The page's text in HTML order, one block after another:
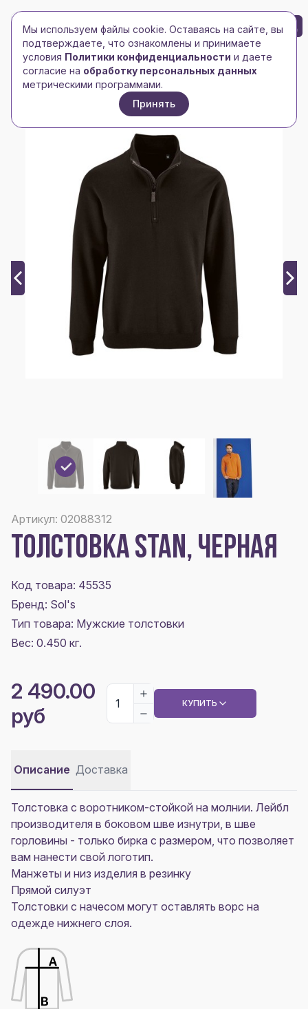
Toggle navigation
Toggle navigation
БРЕНД-ЛОГО 0
Главная/Толстовки /Мужские толстовки/
Толстовка Stan, черная
Артикул: 02088312
ТОЛСТОВКА STAN, ЧЕРНАЯ
Код товара: 45535
Бренд: Sol's
Тип товара: Мужские толстовки
Вес: 0.450 кг.
2 490.00
руб
КУПИТЬ
Описание Доставка
Толстовка с воротником-стойкой на молнии. Лейбл
производителя в боковом шве изнутри, в шве
горловины - только бирка с размером, что позволяет
вам нанести свой логотип.
Манжеты и низ изделия в резинку
Прямой силуэт
Толстовки с начесом могут оставлять ворс на
одежде нижнего слоя.
Мы используем файлы cookie. Оставаясь на сайте, вы
подтверждаете, что ознакомлены и принимаете
условия Политики конфиденциальности и даете
согласие на обработку персональных данных
метрическими программами.
Принять